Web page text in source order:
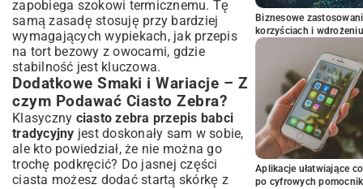
zapobiega szokowi termicznemu. Tę
samą zasadę stosuję przy bardziej
wymagających wypiekach, jak przepis
na tort bezowy z owocami, gdzie
stabilność jest kluczowa.
Dodatkowe Smaki i Wariacje – Z
czym Podawać Ciasto Zebra?
Klasyczny ciasto zebra przepis babci
tradycyjny jest doskonały sam w sobie,
ale kto powiedział, że nie można go
trochę podkręcić? Do jasnej części
ciasta możesz dodać startą skórkę z
Biznesowe
korzyściach i wdrożeniu
Aplikacje ułatwiające
po cyfrowych